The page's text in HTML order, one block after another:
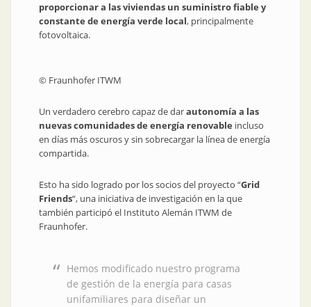
proporcionar a las viviendas un suministro fiable y
constante de energía verde local, principalmente
fotovoltaica.
© Fraunhofer ITWM
Un verdadero cerebro capaz de darautonomía a las
nuevas comunidades de energía renovable incluso
en días más oscuros y sin sobrecargar la línea de energía
compartida.
Esto ha sido logrado por los socios del proyecto “Grid
Friends“, una iniciativa de investigación en la que
también participó el Instituto Alemán ITWM de
Fraunhofer.
Hemos modificado nuestro programa
de gestión de la energía para casas
unifamiliares para diseñar un